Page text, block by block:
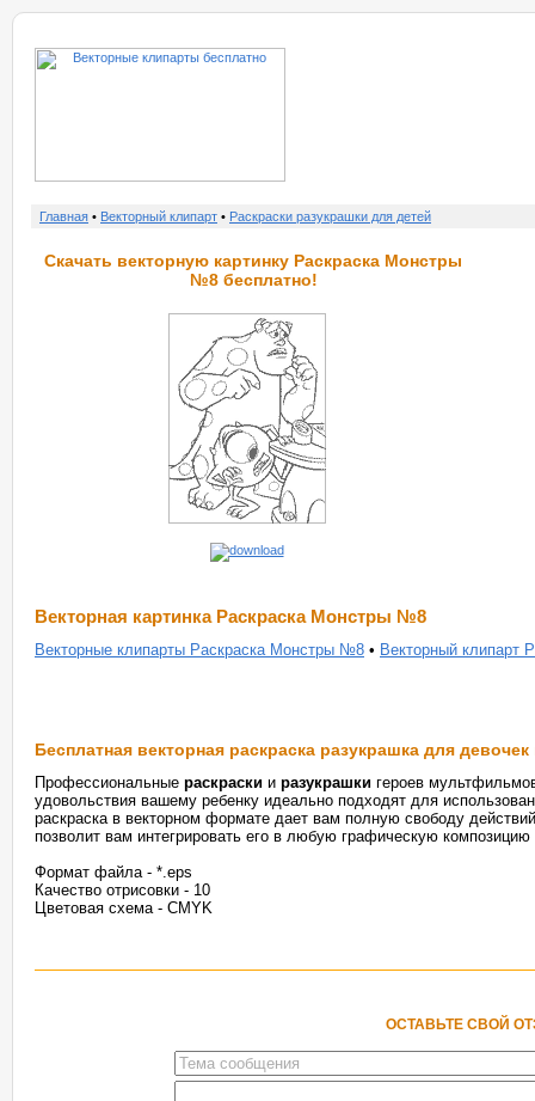
Главная • Векторный клипарт • Раскраски разукрашки для детей
Скачать векторную картинку Раскраска Монстры
№8 бесплатно!
Векторная картинка Раскраска Монстры №8
Векторные клипарты Раскраска Монстры №8 • Векторный клипарт
Бесплатная векторная раскраска разукрашка для
Профессиональные раскраски и разукрашки героев
удовольствия вашему ребенку идеально подходят для
раскраска в векторном формате дает вам полную свободу
позволит вам интегрировать его в любую графическую
Формат файла - *.eps
Качество отрисовки - 10
Цветовая схема - CMYK
ОСТАВЬТЕ СВОЙ